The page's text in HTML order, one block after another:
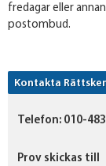
fredagar eller
postombud.
Kontakta
Telefon: 010-
Prov skickas till